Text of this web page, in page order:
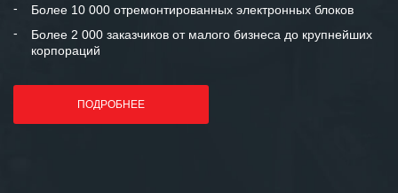
Более 10 000 отремонтированных электронных блоков
Более 2 000 заказчиков от малого бизнеса до крупнейших
корпораций
ПОДРОБНЕЕ